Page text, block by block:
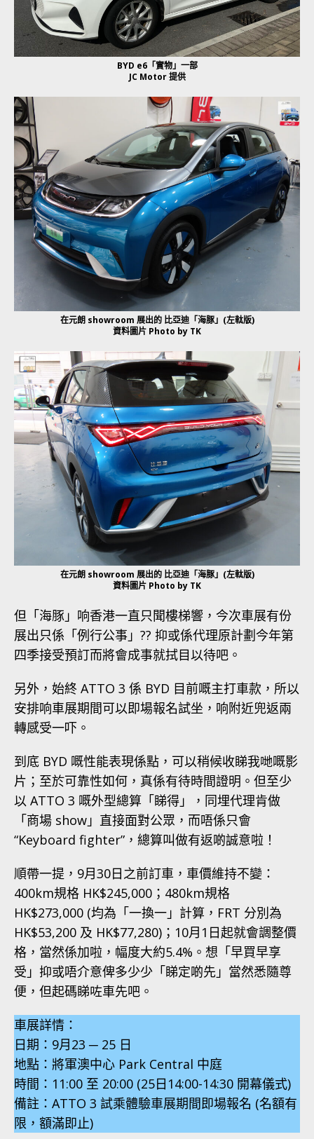
BYD e6「實物」一部
JC Motor 提供
在元朗 showroom 展出的 比亞迪「海豚」(左軚版)
資料圖片 Photo by TK
在元朗 showroom 展出的 比亞迪「海豚」(左軚版)
資料圖片 Photo by TK
但「海豚」响香港一直只聞樓梯響，今次車展有份
展出只係「例行公事」?? 抑或係代理原計劃今年第
四季接受預訂而將會成事就拭目以待吧。
另外，始終 ATTO 3 係 BYD 目前嘅主打車款，所以
安排响車展期間可以即場報名試坐，响附近兜返兩
轉感受一吓。
到底 BYD 嘅性能表現係點，可以稍候收睇我哋嘅影
片；至於可靠性如何，真係有待時間證明。但至少
以 ATTO 3 嘅外型總算「睇得」，同埋代理肯做
「商場 show」直接面對公眾，而唔係只會
“Keyboard fighter”，總算叫做有返啲誠意啦！
順帶一提，9月30日之前訂車，車價維持不變：
400km規格 HK$245,000；480km規格
HK$273,000 (均為「一換一」計算，FRT 分別為
HK$53,200 及 HK$77,280)；10月1日起就會調整價
格，當然係加啦，幅度大約5.4%。想「早買早享
受」抑或唔介意俾多少少「睇定啲先」當然悉隨尊
便，但起碼睇咗車先吧。
車展詳情：
日期：9月23 ─ 25 日
地點：將軍澳中心 Park Central 中庭
時間：11:00 至 20:00 (25日14:00-14:30 開幕儀式)
備註：ATTO 3 試乘體驗車展期間即場報名 (名額有
限，額滿即止)